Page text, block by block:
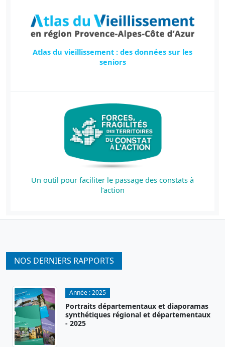
Atlas du vieillissement : des données sur les
seniors
Un outil pour faciliter le passage des constats à
l’action
NOS DERNIERS RAPPORTS
Année :2025
Portraits départementaux et diaporamas
synthétiques régional et départementaux
- 2025